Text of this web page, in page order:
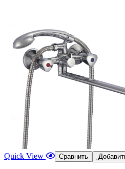
Quick View Сравнить